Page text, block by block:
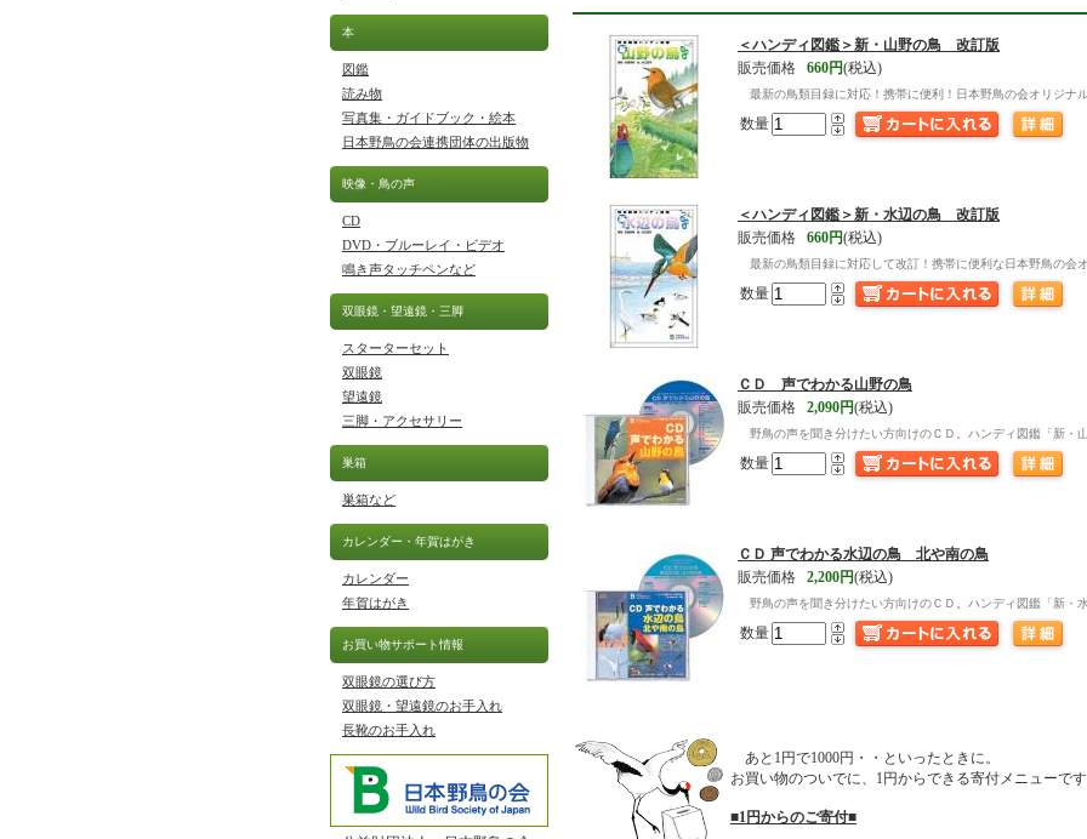
本
図鑑
読み物
写真集・ガイドブック・絵本
日本野鳥の会連携団体の出版物
映像・鳥の声
CD
DVD・ブルーレイ・ビデオ
鳴き声タッチペンなど
双眼鏡・望遠鏡・三脚
スターターセット
双眼鏡
望遠鏡
三脚・アクセサリー
巣箱
巣箱など
カレンダー・年賀はがき
カレンダー
年賀はがき
お買い物サポート情報
双眼鏡の選び方
双眼鏡・望遠鏡のお手入れ
長靴のお手入れ
＜ハンディ図鑑＞新・山野の鳥 改訂版
販売価格
660円(税込)
最新の鳥類目録に対応！携帯に便利！日本野鳥の会オリジナ
数量
＜ハンディ図鑑＞新・水辺の鳥 改訂版
販売価格
660円(税込)
最新の鳥類目録に対応して改訂！携帯に便利な日本野鳥の会
数量
ＣＤ 声でわかる山野の鳥
販売価格
2,090円(税込)
野鳥の声を聞き分けたい方向けのＣＤ。ハンディ図鑑「新・
数量
ＣＤ 声でわかる水辺の鳥 北や南の鳥
販売価格
2,200円(税込)
野鳥の声を聞き分けたい方向けのＣＤ。ハンディ図鑑「新・
数量
あと1円で1000円・・といったときに。
お買い物のついでに、1円からできる寄付メニューです
■1円からのご寄付■